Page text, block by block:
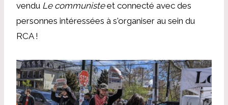
vendu Le communisteet connecté avec des
personnes intéressées à s'organiser au sein du
RCA !